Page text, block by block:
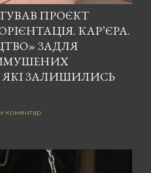
ПРОЄКТ
КАР’ЄРА.
ЗАДЛЯ
ЯКІ ЗАЛИШИЛИСЬ
коментар